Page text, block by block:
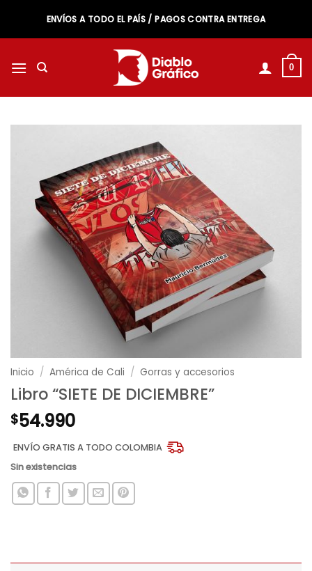
contenido
ENVÍOS A TODO EL PAÍS / PAGOS CONTRA ENTREGA
0
Inicio / América de Cali / Gorras y accesorios
Libro “SIETE DE DICIEMBRE”
$54.990
ENVÍO GRATIS A TODO COLOMBIA
Sin existencias